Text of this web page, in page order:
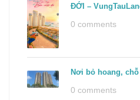
ĐỚI –
0 comments
Nơi bỏ hoang,
0 comments